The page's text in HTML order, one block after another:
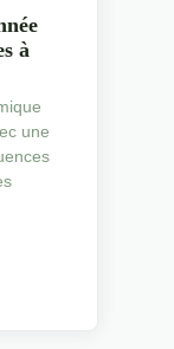
à
une